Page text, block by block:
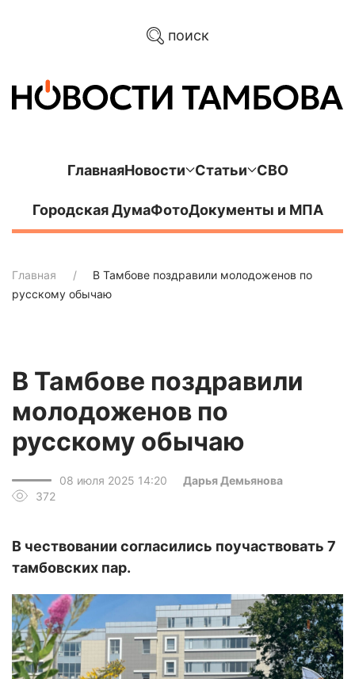
поиск
ГлавнаяНовости Статьи СВО
Городская ДумаФотоДокументы и МПА
Главная
В Тамбове поздравили молодоженов по
русскому обычаю
В Тамбове поздравили
молодоженов по
русскому обычаю
08 июля 2025 14:20
Дарья Демьянова
372
В чествовании согласились поучаствовать 7
тамбовских пар.